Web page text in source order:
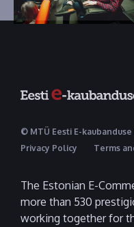
© MTÜ Eesti E-kaubanduse
Privacy Policy
Terms
The Estonian E-
more than 530
working together for